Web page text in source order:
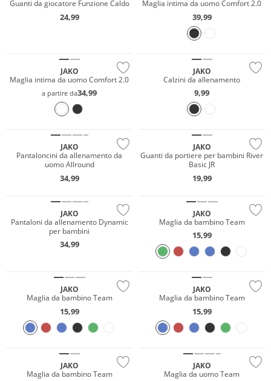
Guanti da giocatore Funzione Caldo
24,99
Maglia intima da uomo Comfort 2.0
39,99
JAKO
Maglia intima da uomo Comfort 2.0
a partire da34,99
JAKO
Calzini da allenamento
9,99
JAKO
Pantaloncini da allenamento da
uomo Allround
34,99
JAKO
Guanti da portiere per bambini River
Basic JR
19,99
JAKO
Pantaloni da allenamento Dynamic
per bambini
34,99
JAKO
Maglia da bambino Team
15,99
JAKO
Maglia da bambino Team
15,99
Sostenibile
JAKO
Maglia da bambino Team
15,99
Sostenibile
JAKO
Maglia da bambino Team
JAKO
Maglia da uomo Team